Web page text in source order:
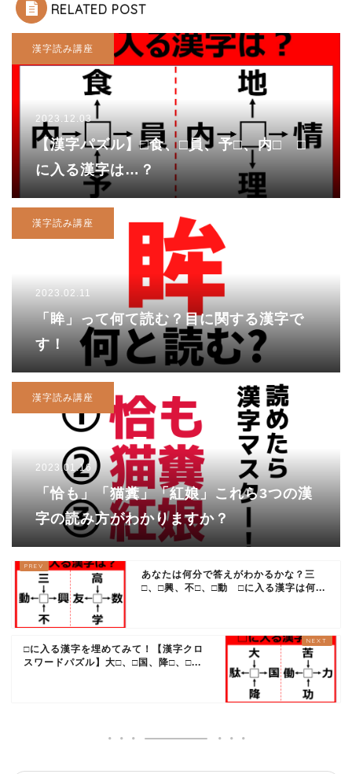
RELATED POST
漢字読み講座
2023.12.03
【漢字パズル】□食、□員、予□、内□ □
に入る漢字は…？
漢字読み講座
2023.02.11
「眸」って何て読む？目に関する漢字で
す！
漢字読み講座
2023.01.16
「恰も」「猫糞」「紅娘」これら3つの漢
字の読み方がわかりますか？
あなたは何分で答えがわかるかな？三
□、□興、不□、□動 □に入る漢字は何...
□に入る漢字を埋めてみて！【漢字クロ
スワードパズル】大□、□国、降□、□...